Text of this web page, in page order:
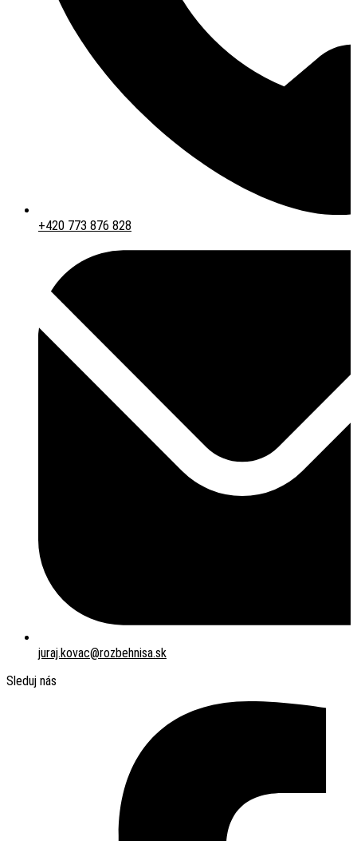
+420 773 876 828
juraj.kovac@rozbehnisa.sk
Sleduj nás